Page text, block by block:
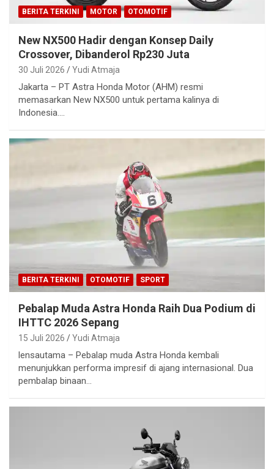
BERITA TERKINI MOTOR OTOMOTIF
New NX500 Hadir dengan Konsep Daily
Crossover, Dibanderol Rp230 Juta
30 Juli 2026 Yudi Atmaja
Jakarta – PT Astra Honda Motor (AHM) resmi
memasarkan New NX500 untuk pertama kalinya di
Indonesia.…
BERITA TERKINI OTOMOTIF SPORT
Pebalap Muda Astra Honda Raih Dua Podium di
IHTTC 2026 Sepang
15 Juli 2026 Yudi Atmaja
lensautama – Pebalap muda Astra Honda kembali
menunjukkan performa impresif di ajang internasional. Dua
pembalap binaan…